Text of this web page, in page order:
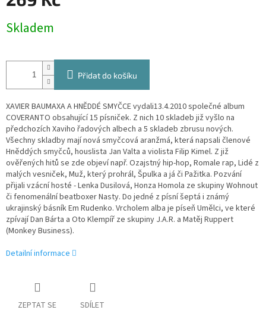
cena:
Skladem
Přidat do košíku
XAVIER BAUMAXA A HNĚDDÉ SMYČCE vydali13.4.2010 společné album
COVERANTO obsahující 15 písniček. Z nich 10 skladeb již vyšlo na
předchozích Xaviho řadových albech a 5 skladeb zbrusu nových.
Všechny skladby mají nová smyčcová aranžmá, která napsali členové
Hněddých smyčců, houslista Jan Valta a violista Filip Kimel. Z již
ověřených hitů se zde objeví např. Ozajstný hip-hop, Romale rap, Lidé z
malých vesniček, Muž, který prohrál, Špulka a já či Pažitka. Pozvání
přijali vzácní hosté - Lenka Dusilová, Honza Homola ze skupiny Wohnout
či fenomenální beatboxer Nasty. Do jedné z písní šeptá i známý
ukrajinský básník Em Rudenko. Vrcholem alba je píseň Umělci, ve které
zpívají Dan Bárta a Oto Klempíř ze skupiny J.A.R. a Matěj Ruppert
(Monkey Business).
Detailní informace
ZEPTAT SE SDÍLET